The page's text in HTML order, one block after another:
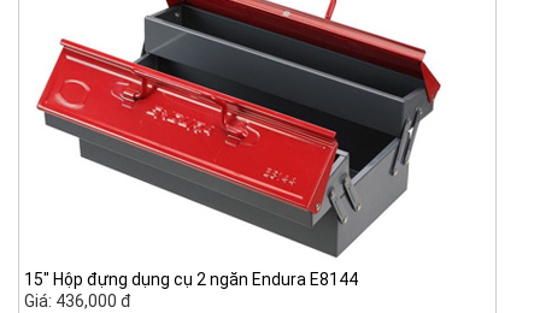
15" Hộp đựng dụng cụ 2 ngăn Endura E8144
Giá: 436,000 đ